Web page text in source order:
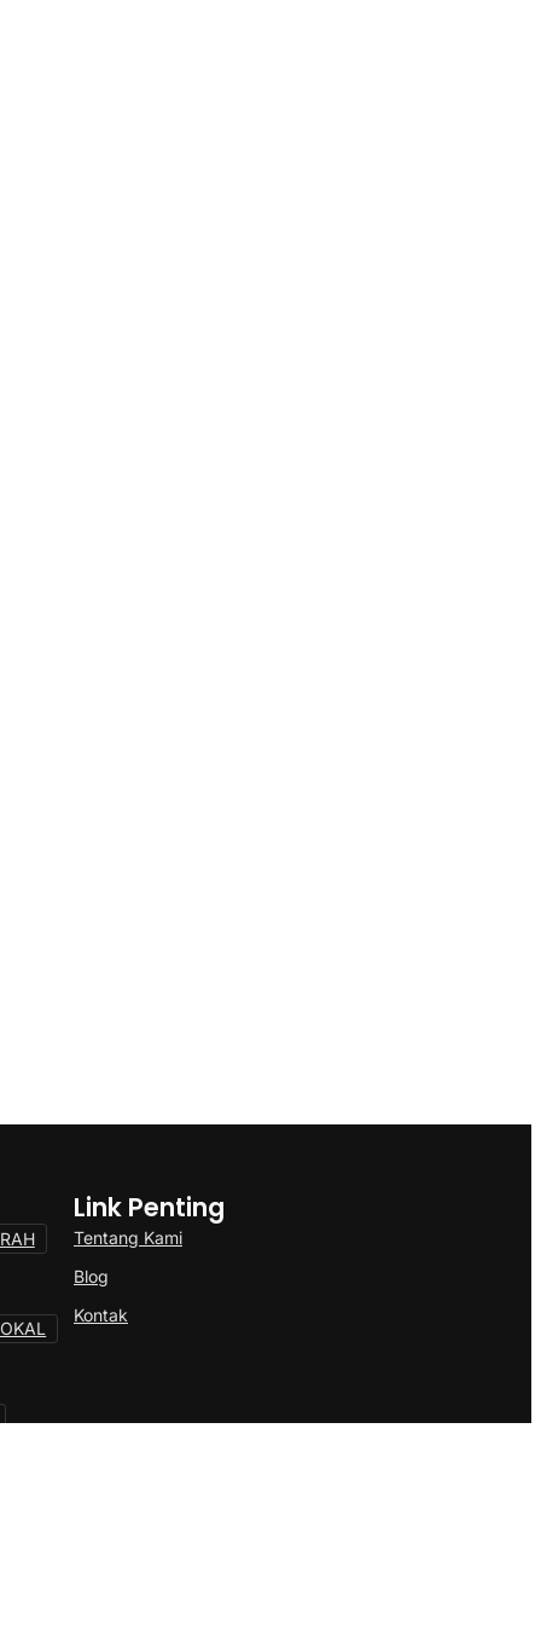
Link Penting
Tentang Kami
Blog
Kontak